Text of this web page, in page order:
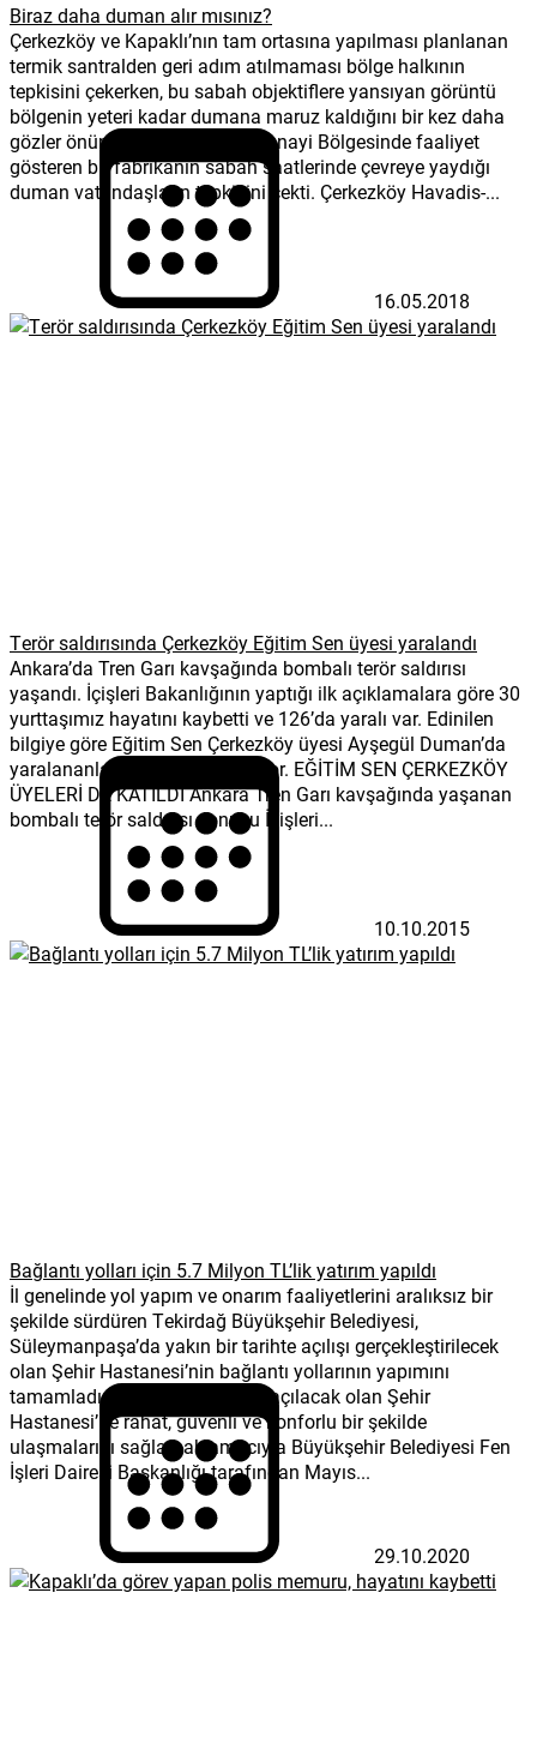
Biraz daha duman alır mısınız?
Çerkezköy ve Kapaklı’nın tam ortasına yapılması planlanan
termik santralden geri adım atılmaması bölge halkının
tepkisini çekerken, bu sabah objektiflere yansıyan görüntü
bölgenin yeteri kadar dumana maruz kaldığını bir kez daha
gözler önüne serdi. Organize Sanayi Bölgesinde faaliyet
gösteren bir fabrikanın sabah saatlerinde çevreye yaydığı
duman vatandaşların tepkisini çekti. Çerkezköy Havadis-...
16.05.2018
Terör saldırısında Çerkezköy Eğitim Sen üyesi yaralandı
Ankara’da Tren Garı kavşağında bombalı terör saldırısı
yaşandı. İçişleri Bakanlığının yaptığı ilk açıklamalara göre 30
yurttaşımız hayatını kaybetti ve 126’da yaralı var. Edinilen
bilgiye göre Eğitim Sen Çerkezköy üyesi Ayşegül Duman’da
yaralananlar arasında bulunuyor. EĞİTİM SEN ÇERKEZKÖY
ÜYELERİ DE KATILDI Ankara Tren Garı kavşağında yaşanan
bombalı terör saldırısı sonucu İçişleri...
10.10.2015
Bağlantı yolları için 5.7 Milyon TL’lik yatırım yapıldı
İl genelinde yol yapım ve onarım faaliyetlerini aralıksız bir
şekilde sürdüren Tekirdağ Büyükşehir Belediyesi,
Süleymanpaşa’da yakın bir tarihte açılışı gerçekleştirilecek
olan Şehir Hastanesi’nin bağlantı yollarının yapımını
tamamladı Vatandaşların yeni açılacak olan Şehir
Hastanesi’ne rahat, güvenli ve konforlu bir şekilde
ulaşmalarını sağlamak amacıyla Büyükşehir Belediyesi Fen
İşleri Dairesi Başkanlığı tarafından Mayıs...
29.10.2020